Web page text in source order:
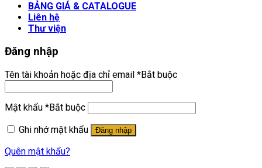
BẢNG GIÁ & CATALOGUE
Liên hệ
Thư viện
Đăng nhập
Tên tài khoản hoặc địa chỉ email *Bắt buộc
Mật khẩu *Bắt buộc
Ghi nhớ mật khẩu
Đăng nhập
Quên mật khẩu?